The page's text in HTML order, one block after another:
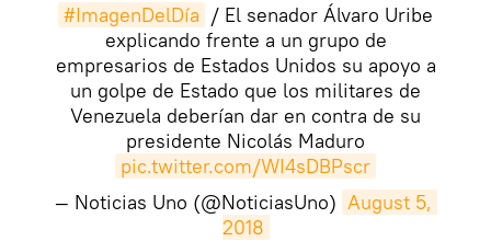
#ImagenDelDía / El senador Álvaro Uribe
explicando frente a un grupo de
empresarios de Estados Unidos su apoyo a
un golpe de Estado que los militares de
Venezuela deberían dar en contra de su
presidente Nicolás Maduro
pic.twitter.com/WI4sDBPscr
— Noticias Uno (@NoticiasUno) August 5,
2018